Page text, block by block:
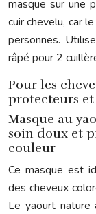
masque sur une
cuir chevelu, car
personnes.
râpé pour 2
Pour les
protecteurs
Masque au
soin doux et
couleur
Ce masque est
des cheveux
Le yaourt nature